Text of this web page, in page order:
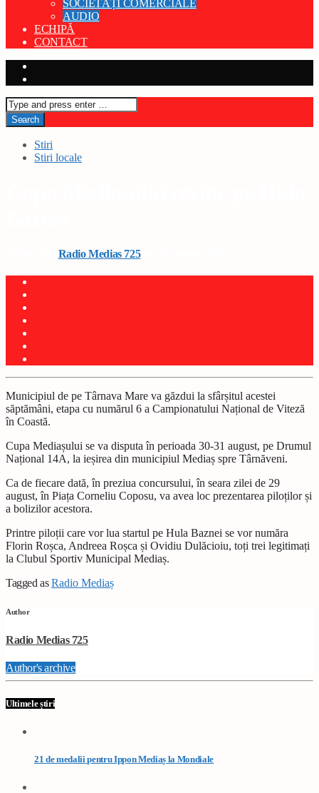
SOCIETĂȚI COMERCIALE
AUDIO
ECHIPĂ
CONTACT
Stiri
Stiri locale
Radio Medias 725on 28 august 2025
Municipiul de pe Târnava Mare va găzdui la sfârșitul acestei
săptămâni, etapa cu numărul 6 a Campionatului Național de Viteză
în Coastă.
Cupa Mediașului se va disputa în perioada 30-31 august, pe Drumul
Național 14A, la ieșirea din municipiul Mediaș spre Târnăveni.
Ca de fiecare dată, în preziua concursului, în seara zilei de 29
august, în Piața Corneliu Coposu, va avea loc prezentarea piloțilorși
a bolizilor acestora.
Printre piloții care vor lua startul pe Hula Baznei se vor număra
Florin Roșca, Andreea Roșca și Ovidiu Dulăcioiu, toți trei legitimați
la Clubul Sportiv Municipal Mediaș.
Tagged asRadio Mediaș
Author
Radio Medias 725
Author's archive
Ultimele știri
21 de medalii pentru Ippon Mediaș la Mondiale